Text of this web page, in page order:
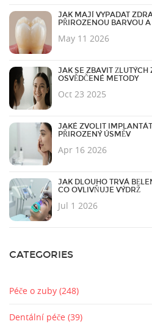
JAK MAJÍ VYPADAT
PŘIROZENOU BARVOU
May 11 2026
JAK SE ZBAVIT
OSVĚDČENÉ METODY
Oct 23 2025
JAKÉ ZVOLIT
PŘIROZENÝ ÚSMĚV
Apr 16 2026
JAK DLOUHO TRVÁ
CO OVLIVŇUJE VÝDRŽ
Jul 1 2026
CATEGORIES
Péče o zuby (248)
Dentální péče (39)